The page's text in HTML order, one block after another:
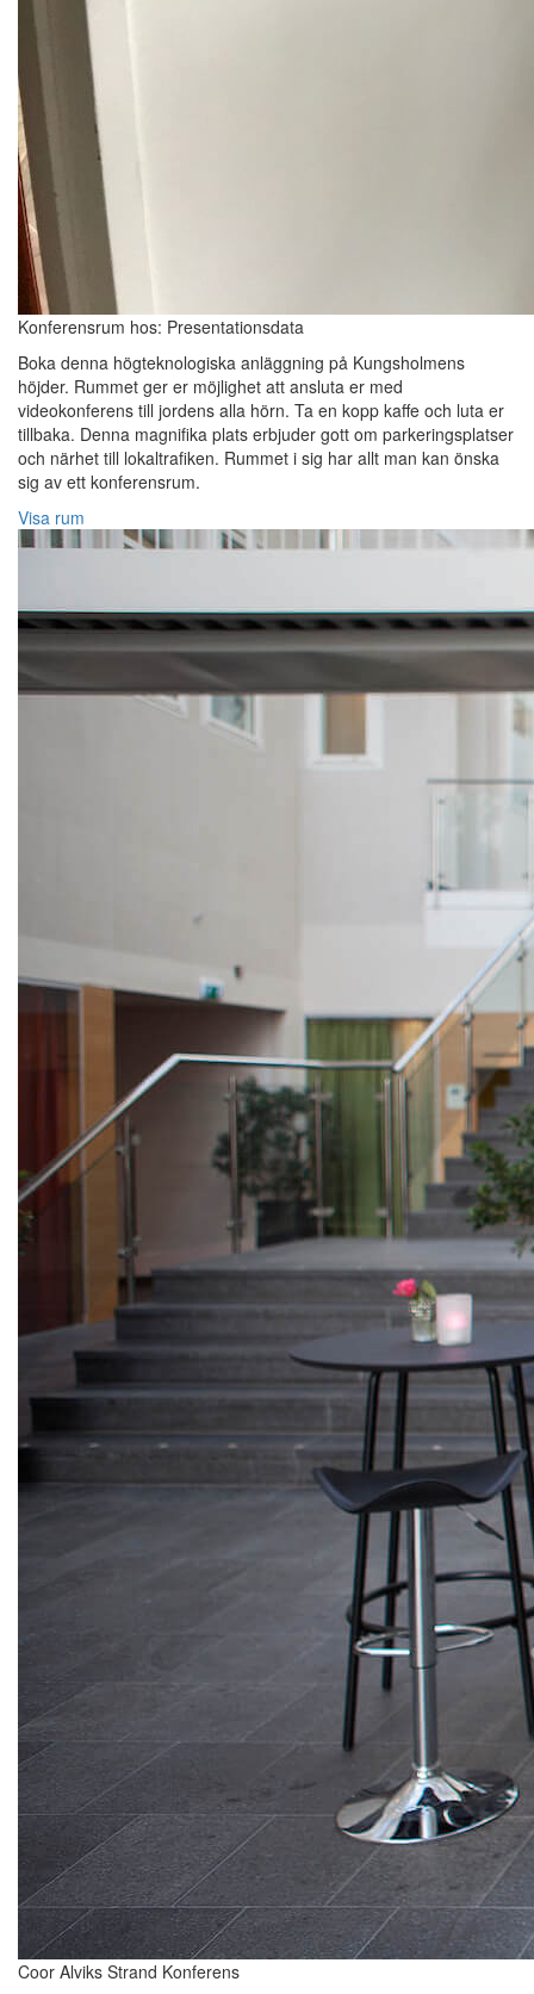
Konferensrum hos: Presentationsdata
Boka denna högteknologiska anläggning på Kungsholmens
höjder. Rummet ger er möjlighet att ansluta er med
videokonferens till jordens alla hörn. Ta en kopp kaffe och luta er
tillbaka. Denna magnifika plats erbjuder gott om parkeringsplatser
och närhet till lokaltrafiken. Rummet i sig har allt man kan önska
sig av ett konferensrum.
Visa rum
Coor Alviks Strand Konferens